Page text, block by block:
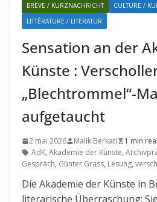
BRÈVE / KURZNACHRICHT
CULTURE /
LITTÉRATURE / LITERATUR
Sensation an der
Künste :
„Blechtrommel“-
aufgetaucht
2 mai 2026 Malik Berkati
1 min
AdK, Akademie der Künste,
Gespräch, Günter Grass, Lesung,
Die Akademie der Künste in
literarische Überraschung: